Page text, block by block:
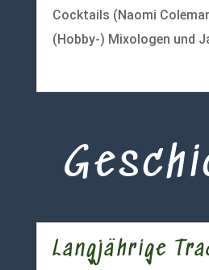
Cocktails (Naomi
(Hobby-) Mixologen und
Langjährige